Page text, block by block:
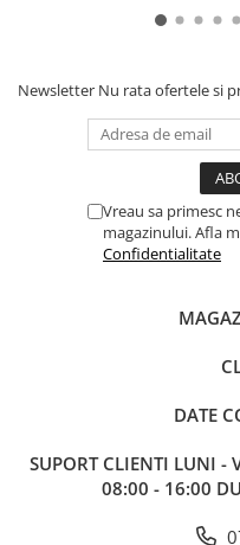
Transformers
Modele Revell
Harti
Newsletter Nu rata ofertele si
Vreau sa primesc
magazinului. Afla
Confidentialitate
DATE
SUPORT CLIENTI LUNI -
08:00 - 16:00